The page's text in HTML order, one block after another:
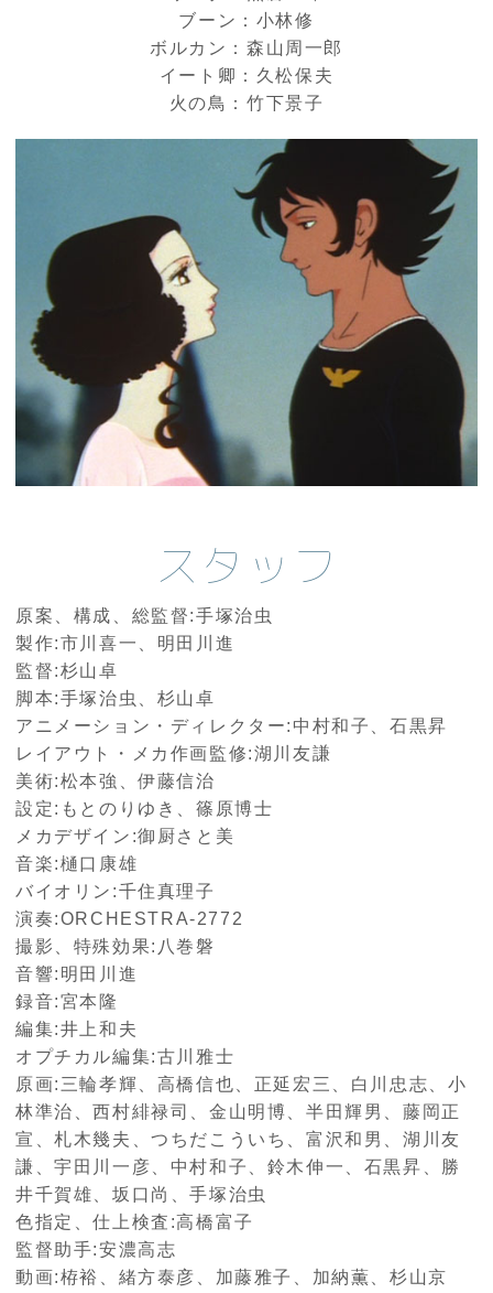
ブーン：小林修
ボルカン：森山周一郎
イート卿：久松保夫
火の鳥：竹下景子
スタッフ
原案、構成、総監督:手塚治虫
製作:市川喜一、明田川進
監督:杉山卓
脚本:手塚治虫、杉山卓
アニメーション・ディレクター:中村和子、石黒昇
レイアウト・メカ作画監修:湖川友謙
美術:松本強、伊藤信治
設定:もとのりゆき、篠原博士
メカデザイン:御厨さと美
音楽:樋口康雄
バイオリン:千住真理子
演奏:ORCHESTRA-2772
撮影、特殊効果:八巻磐
音響:明田川進
録音:宮本隆
編集:井上和夫
オプチカル編集:古川雅士
原画:三輪孝輝、高橋信也、正延宏三、白川忠志、小
林準治、西村緋禄司、金山明博、半田輝男、藤岡正
宣、札木幾夫、つちだこういち、富沢和男、湖川友
謙、宇田川一彦、中村和子、鈴木伸一、石黒昇、勝
井千賀雄、坂口尚、手塚治虫
色指定、仕上検査:高橋富子
監督助手:安濃高志
動画:栫裕、緒方泰彦、加藤雅子、加納薫、杉山京